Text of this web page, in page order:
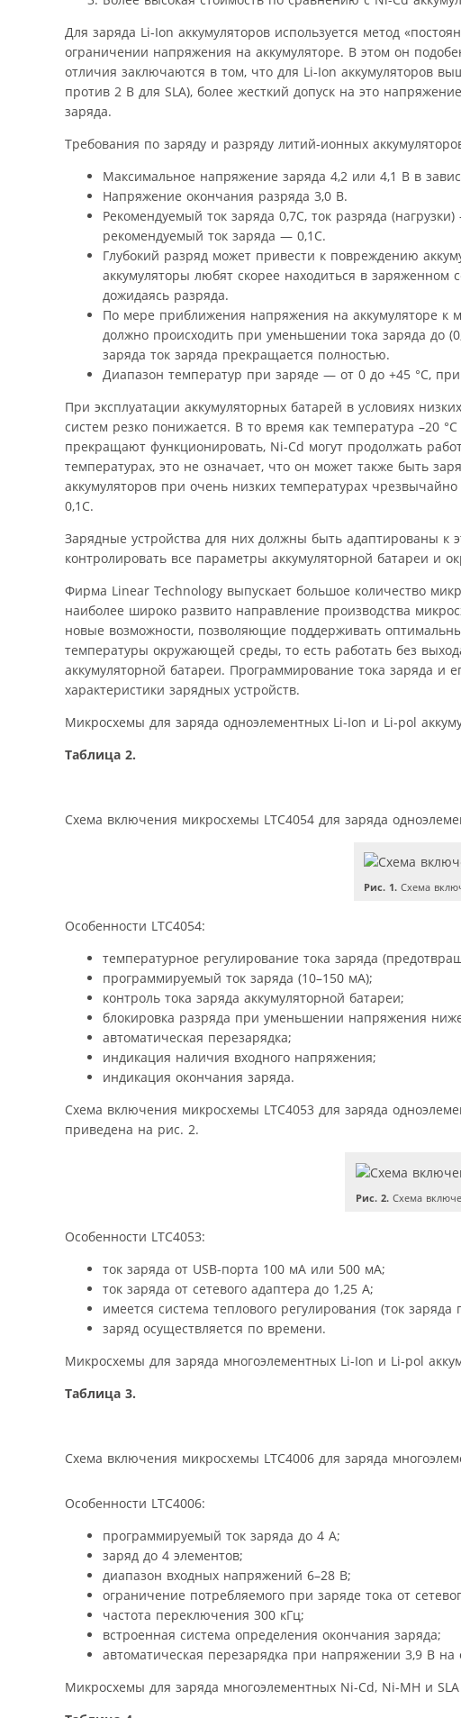
Для заряда Li-Ion аккумуляторов используется метод
ограничении напряжения на аккумуляторе. В этом он
отличия заключаются в том, что для Li-Ion аккумуляторов
против 2 В для SLA), более жесткий допуск на это
заряда.
Требования по заряду и разряду литий-ионных
Максимальное напряжение заряда 4,2 или 4,1 В в
Напряжение окончания разряда 3,0 В.
Рекомендуемый ток заряда 0,7С, ток разряда
рекомендуемый ток заряда — 0,1С.
Глубокий разряд может привести к повреждению
аккумуляторы любят скорее находиться в
дожидаясь разряда.
По мере приближения напряжения на аккумуляторе к
должно происходить при уменьшении тока заряда до
заряда ток заряда прекращается полностью.
Диапазон температур при заряде — от 0 до +45 °C,
При эксплуатации аккумуляторных батарей в условиях
систем резко понижается. В то время как температура –20
прекращают функционировать, Ni-Cd могут продолжать
температурах, это не означает, что он может также быть
аккумуляторов при очень низких температурах
0,1C.
Зарядные устройства для них должны быть адаптированы
контролировать все параметры аккумуляторной батареи и
Фирма Linear Technology выпускает большое количество
наиболее широко развито направление производства
новые возможности, позволяющие поддерживать
температуры окружающей среды, то есть работать без
аккумуляторной батареи. Программирование тока заряда и
характеристики зарядных устройств.
Микросхемы для заряда одноэлементных Li-Ion и Li-pol
Таблица 2.
Схема включения микросхемы LTC4054 для заряда
Рис. 1. Схема
Особенности LTC4054:
температурное регулирование тока заряда
программируемый ток заряда (10–150 мА);
контроль тока заряда аккумуляторной батареи;
блокировка разряда при уменьшении напряжения
автоматическая перезарядка;
индикация наличия входного напряжения;
индикация окончания заряда.
Схема включения микросхемы LTC4053 для заряда
приведена на рис. 2.
Рис. 2.Схема
Особенности LTC4053:
ток заряда от USB-порта 100 мА или 500 мА;
ток заряда от сетевого адаптера до 1,25 А;
имеется система теплового регулирования (ток
заряд осуществляется по времени.
Микросхемы для заряда многоэлементных Li-Ion и Li-pol
Таблица 3.
Схема включения микросхемы LTC4006 для заряда
Особенности LTC4006:
программируемый ток заряда до 4 А;
заряд до 4 элементов;
диапазон входных напряжений 6–28 В;
ограничение потребляемого при заряде тока от
частота переключения 300 кГц;
встроенная система определения окончания заряда;
автоматическая перезарядка при напряжении 3,9 В на
Микросхемы для заряда многоэлементных Ni-Cd, Ni-MH и